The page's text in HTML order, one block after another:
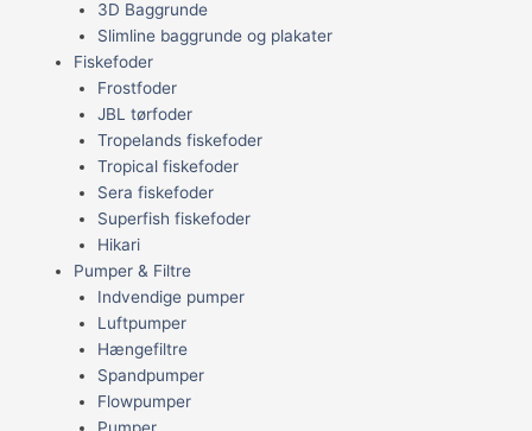
3D Baggrunde
Slimline baggrunde og plakater
Fiskefoder
Frostfoder
JBL tørfoder
Tropelands fiskefoder
Tropical fiskefoder
Sera fiskefoder
Superfish fiskefoder
Hikari
Pumper & Filtre
Indvendige pumper
Luftpumper
Hængefiltre
Spandpumper
Flowpumper
Pumper